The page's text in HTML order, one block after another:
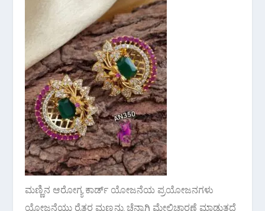
ಮಣ್ಣಿನ ಆರೋಗ್ಯ ಕಾರ್ಡ್ ಯೋಜನೆಯ ಪ್ರಯೋಜನಗಳು
ಯೋಜನೆಯು ರೈತರ ಮಣ್ಣನ್ನು ಚೆನ್ನಾಗಿ ಮೇಲ್ವಿಚಾರಣೆ ಮಾಡುತ್ತದೆ